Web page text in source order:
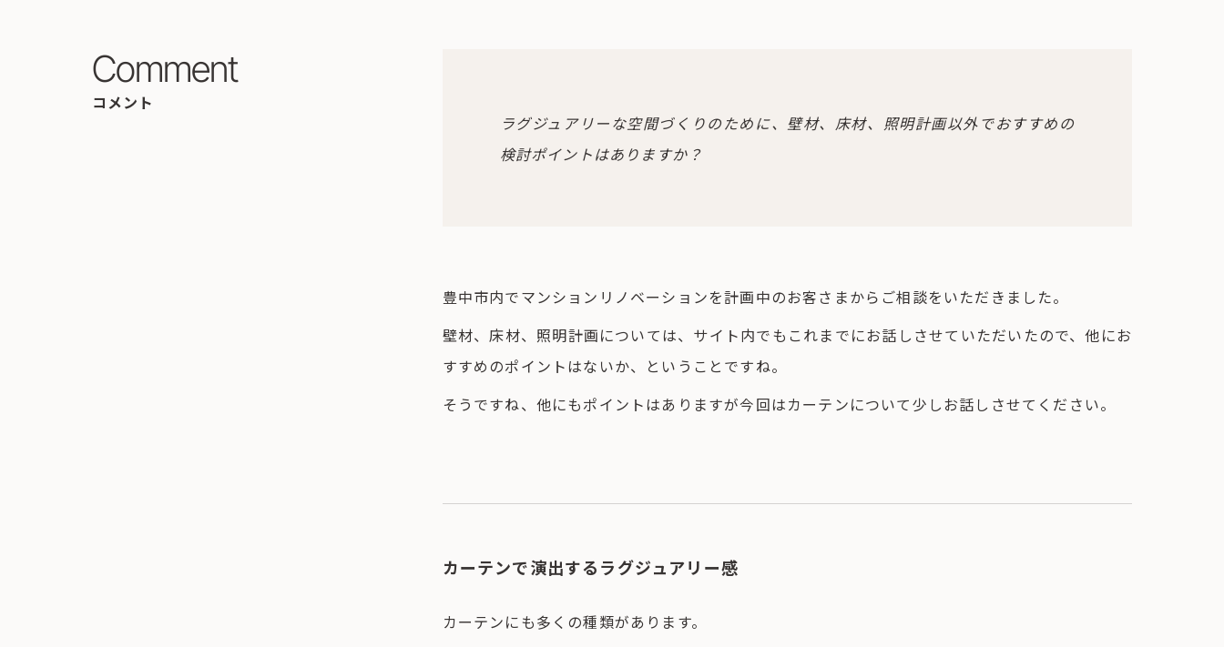
Comment
コメント
ラグジュアリーな空間づくりのために、壁材、床材、照明計画以外でおすすめの
検討ポイントはありますか？
豊中市内でマンションリノベーションを計画中のお客さまからご相談をいただきました。
壁材、床材、照明計画については、サイト内でもこれまでにお話しさせていただいたので、他にお
すすめのポイントはないか、ということですね。
そうですね、他にもポイントはありますが今回はカーテンについて少しお話しさせてください。
カーテンで演出するラグジュアリー感
カーテンにも多くの種類があります。